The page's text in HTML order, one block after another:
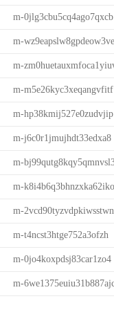
m-0jlg3cbu5cq4ago7qxcb
m-
m-
m-m5e26kyc3xeqangvfitf
m-hp38kmij527e0zudvjip
m-j6c0r1jmujhdt33edxa8
m-
m-k8i4b6q3bhnzxka62iko
m-2vcd90tyzvdpkiwsstwn
m-t4ncst3htge752a3ofzh
m-0jo4koxpdsj83car1zo4
m-